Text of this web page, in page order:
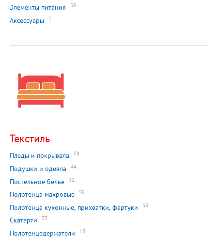
Элементы питания 59
Аксессуары 1
Текстиль
Пледы и покрывала 58
Подушки и одеяла 44
Постельное белье 31
Полотенца махровые 58
Полотенца кухонные, прихватки, фартуки 38
Скатерти 33
Полотенцедержатели 13